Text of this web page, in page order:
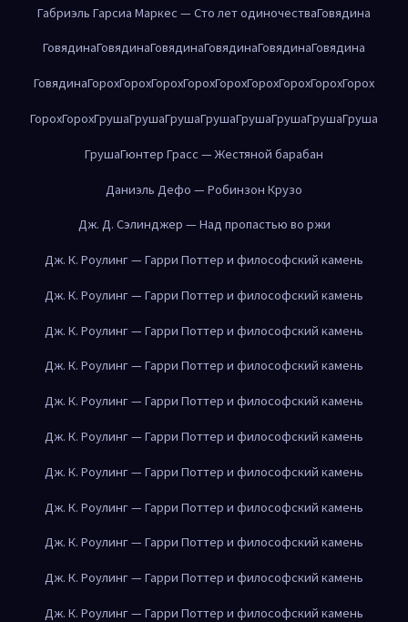
Габриэль Гарсиа Маркес — Сто лет одиночестваГовядина
ГовядинаГовядинаГовядинаГовядинаГовядинаГовядина
ГовядинаГорохГорохГорохГорохГорохГорохГорохГорохГорох
ГорохГорохГрушаГрушаГрушаГрушаГрушаГрушаГрушаГруша
ГрушаГюнтер Грасс — Жестяной барабан
Даниэль Дефо — Робинзон Крузо
Дж. Д. Сэлинджер — Над пропастью во ржи
Дж. К. Роулинг — Гарри Поттер и философский камень
Дж. К. Роулинг — Гарри Поттер и философский камень
Дж. К. Роулинг — Гарри Поттер и философский камень
Дж. К. Роулинг — Гарри Поттер и философский камень
Дж. К. Роулинг — Гарри Поттер и философский камень
Дж. К. Роулинг — Гарри Поттер и философский камень
Дж. К. Роулинг — Гарри Поттер и философский камень
Дж. К. Роулинг — Гарри Поттер и философский камень
Дж. К. Роулинг — Гарри Поттер и философский камень
Дж. К. Роулинг — Гарри Поттер и философский камень
Дж. К. Роулинг — Гарри Поттер и философский камень